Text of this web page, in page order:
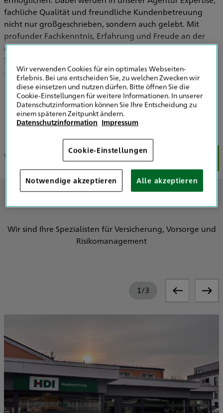
fachliche Qualität und freundliche Kundenbetreuung
nicht nur großgeschrieben, sondern auch gelebt. Mit
profunder Fachkenntnis, Erfahrung und Freude an der
Arbeit bin ich, Dirk Kubat, mit meiner kleinen Agentur für
Sie und Ihre Versicherungsfragen da und kümmere mich
mit meinem Mitarbeiter gern um Anliegen, die Ihren
persönlichen Versicherungsschutz oder die Absicherung
Ihres Unternehmens betreffen.
Mehr zeigen
Wir über uns Unser Team Unsere Schwerpunkte
Wir sind Ihre Spezialisten für Versicherung, Vorsorge und
Risikomanagement
1/3
Wir verwenden Cookies für ein optimales Webseiten-
Erlebnis. Bei uns entscheiden Sie, zu welchen Zwecken wir
diese einsetzen und nutzen dürfen. Bitte öffnen Sie die
Cookie-Einstellungen für weitere Informationen. In unserer
Datenschutzinformation können Sie Ihre Entscheidung zu
einem späteren Zeitpunkt ändern.
Datenschutzinformation Impressum
Cookie-Einstellungen
Notwendige akzeptieren Alle akzeptieren